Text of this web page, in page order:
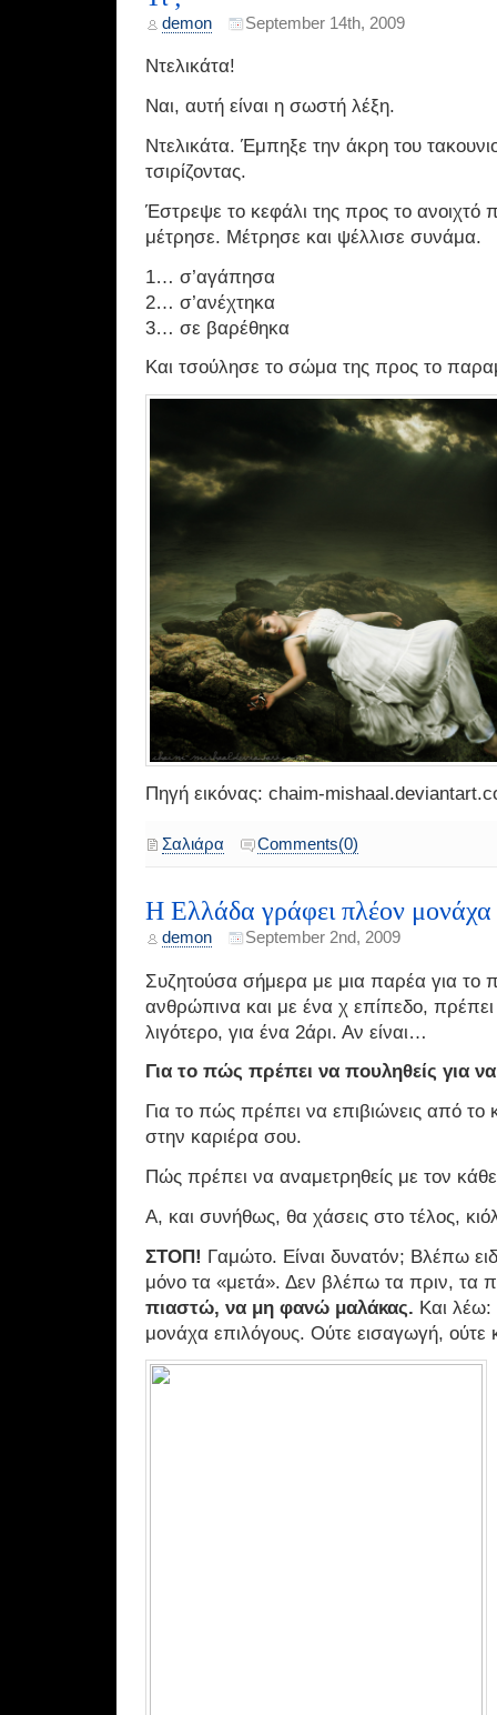
demon September 14th, 2009
Ντελικάτα!
Ναι, αυτή είναι η σωστή λέξη.
Ντελικάτα. Έμπηξε την άκρη του
τσιρίζοντας.
Έστρεψε το κεφάλι της προς το ανοιχτό
μέτρησε. Μέτρησε και ψέλλισε συνάμα.
1… σ’αγάπησα
2… σ’ανέχτηκα
3… σε βαρέθηκα
Και τσούλησε το σώμα της προς το
Πηγή εικόνας: chaim-
Σαλιάρα Comments(0)
Η Ελλάδα γράφει πλέον
demon September 2nd, 2009
Συζητούσα σήμερα με μια παρέα για το
ανθρώπινα και με ένα χ επίπεδο,
λιγότερο, για ένα 2άρι. Αν είναι…
Για το πώς πρέπει να πουληθείς για
Για το πώς πρέπει να επιβιώνεις από το
στην καριέρα σου.
Πώς πρέπει να αναμετρηθείς με τον
Α, και συνήθως, θα χάσεις στο τέλος,
ΣΤΟΠ! Γαμώτο. Είναι δυνατόν; Βλέπω
μόνο τα «μετά». Δεν βλέπω τα πριν, τα
πιαστώ, να μη φανώ μαλάκας. Και
μονάχα επιλόγους. Ούτε εισαγωγή,